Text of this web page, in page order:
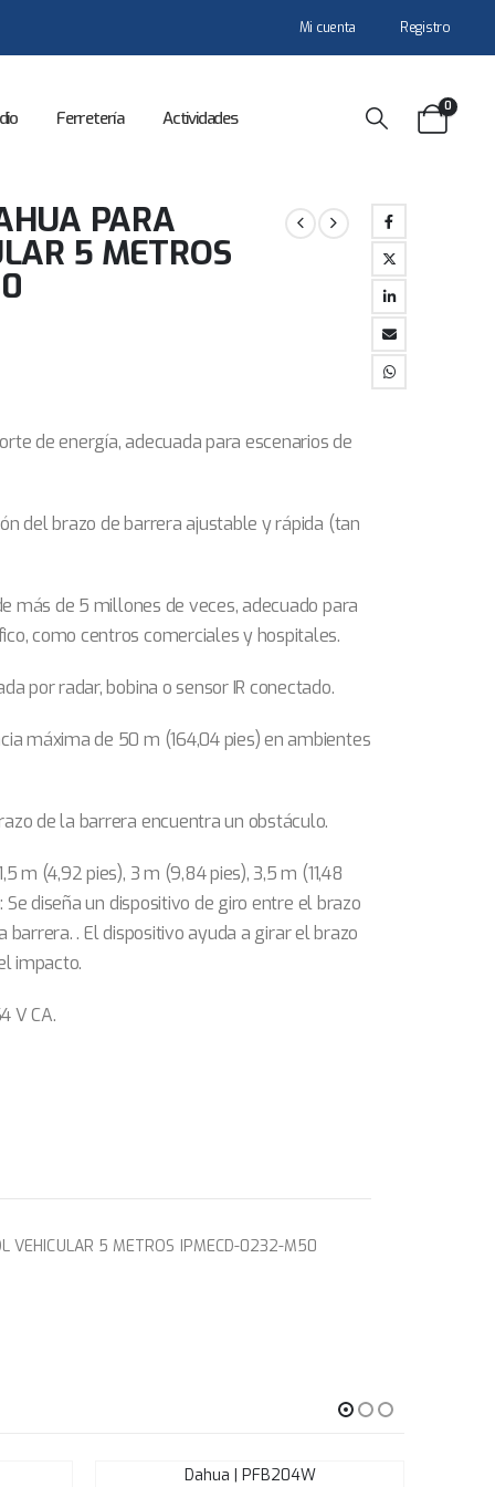
Mi cuenta Registro
Ferretería Actividades
0
PARA
5 METROS
de energía, adecuada para escenarios de
del brazo de barrera ajustable y rápida (tan
más de 5 millones de veces, adecuado para
como centros comerciales y hospitales.
por radar, bobina o sensor IR conectado.
máxima de 50 m (164,04 pies) en ambientes
de la barrera encuentra un obstáculo.
m (4,92 pies), 3 m (9,84 pies), 3,5 m (11,48
Se diseña un dispositivo de giro entre el brazo
. El dispositivo ayuda a girar el brazo
impacto.
V CA.
VEHICULAR 5 METROS IPMECD-0232-M50
Dahua | PFB204W